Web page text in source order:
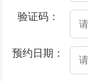
验证码：
预约日期：